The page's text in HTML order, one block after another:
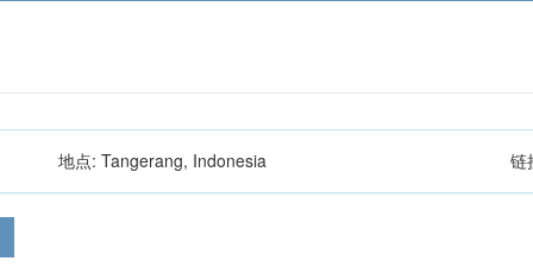
地点: Tangerang, Indonesia 链